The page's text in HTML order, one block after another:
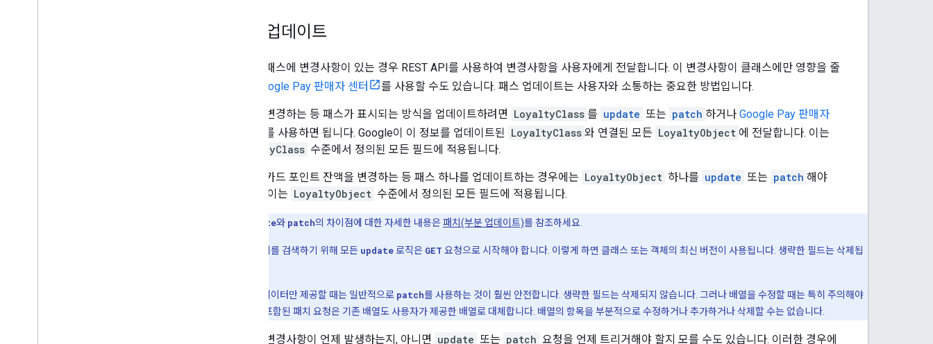
패스 업데이트
생성된 패스에 변경사항이 있는 경우 REST API를 사용하여 변경사항을 사용자에게 전달합니다. 이 변경사항이 클래스에만 영향을 줄
Google Pay 판매자 센터 를 사용할 수도 있습니다. 패스 업데이트는 사용자와 소통하는 중요한 방법입니다.
로고를 변경하는 등 패스가 표시되는 방식을 업데이트하려면 LoyaltyClass 를 update 또는 patch 하거나 Google Pay 판매자
를 사용하면 됩니다. Google이 이 정보를 업데이트된 LoyaltyClass 와 연결된 모든 LoyaltyObject 에 전달합니다. 이는
LoyaltyClass 수준에서 정의된 모든 필드에 적용됩니다.
포인트 카드 포인트 잔액을 변경하는 등 패스 하나를 업데이트하는 경우에는 LoyaltyObject 하나를 update 또는 patch 해야
합니다. 이는 LoyaltyObject 수준에서 정의된 모든 필드에 적용됩니다.
update와 patch의 차이점에 대한 자세한 내용은패치(부분 업데이트)를 참조하세요.
클래스 또는 객체를 검색하기 위해 모든 update로직은 GET 요청으로 시작해야 합니다. 이렇게 하면 클래스 또는 객체의 최신 버전이 사용됩니다. 생략한 필드는 삭제됩
변경할 필드의 데이터만 제공할 때는 일반적으로 patch를 사용하는 것이 훨씬 안전합니다. 생략한 필드는 삭제되지 않습니다. 그러나 배열을 수정할 때는 특히 주의해야
합니다. 배열이 포함된 패치 요청은 기존 배열도 사용자가 제공한 배열로 대체합니다. 배열의 항목을 부분적으로 수정하거나 추가하거나 삭제할 수는 없습니다.
때로는 변경사항이 언제 발생하는지, 아니면 update 또는 patch 요청을 언제 트리거해야 할지 모를 수도 있습니다. 이러한 경우에